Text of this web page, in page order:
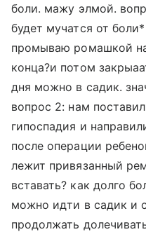
боли. мажу элмой.
будет мучатся от
промываю ромашкой
конца?и потом
дня можно в садик.
вопрос 2: нам
гипоспадия и
после операции
лежит привязанный
вставать? как долго
можно идти в садик и
продолжать